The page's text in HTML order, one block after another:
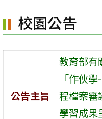
校園公告
公告主旨
教育部有
「作伙
程檔案
學習成果